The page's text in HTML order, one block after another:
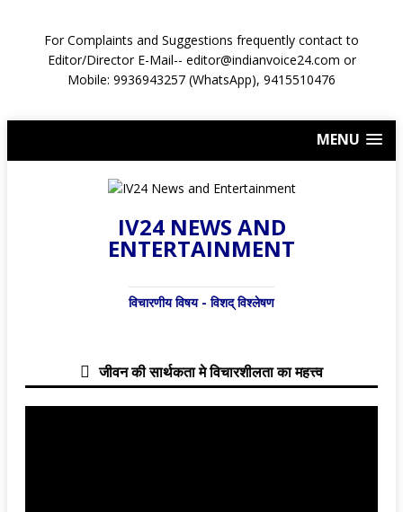
For Complaints and Suggestions frequently contact to
Editor/Director E-Mail-- editor@indianvoice24.com or
Mobile: 9936943257 (WhatsApp), 9415510476
MENU
IV24 NEWS AND
ENTERTAINMENT
विचारणीय विषय - विशद् विश्लेषण
जीवन की सार्थकता मे विचारशीलता का महत्त्व